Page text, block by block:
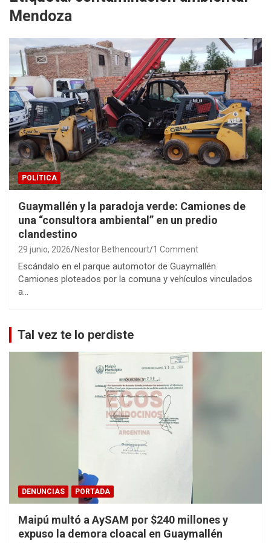
Mendoza
POLÍTICA
Guaymallén y la paradoja verde: Camiones de
una “consultora ambiental” en un predio
clandestino
29 junio, 2026 Nestor Bethencourt 1 Comment
Escándalo en el parque automotor de Guaymallén.
Camiones ploteados por la comuna y vehículos vinculados
a…
Tal vez te lo perdiste
DENUNCIAS PORTADA
Maipú multó a AySAM por $240 millones y
expuso la demora cloacal en Guaymallén